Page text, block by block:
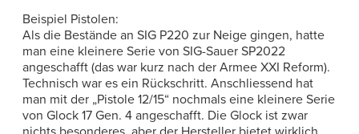
Beispiel Pistolen:
Als die Bestände an SIG P220 zur Neige gingen, hatte
man eine kleinere Serie von SIG-Sauer SP2022
angeschafft (das war kurz nach der Armee XXI Reform).
Technisch war es ein Rückschritt. Anschliessend hat
man mit der „Pistole 12/15“ nochmals eine kleinere Serie
von Glock 17 Gen. 4 angeschafft. Die Glock ist zwar